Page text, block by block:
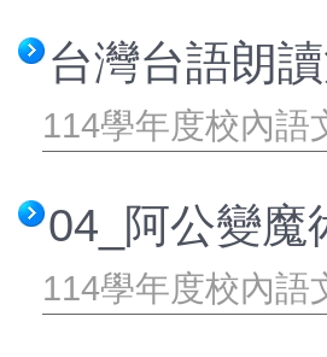
台灣台語朗
114學年度校內
04_阿公變魔
114學年度校內